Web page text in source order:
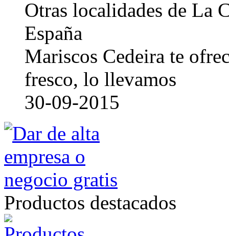
Otras localidades de La
España
Mariscos Cedeira te
fresco, lo llevamos
30-09-2015
Productos destacados